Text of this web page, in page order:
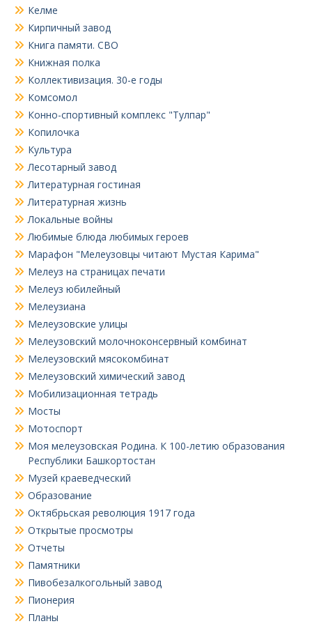
Келме
Кирпичный завод
Книга памяти. СВО
Книжная полка
Коллективизация. 30-е годы
Комсомол
Конно-спортивный комплекс "Тулпар"
Копилочка
Культура
Лесотарный завод
Литературная гостиная
Литературная жизнь
Локальные войны
Любимые блюда любимых героев
Марафон "Мелеузовцы читают Мустая Карима"
Мелеуз на страницах печати
Мелеуз юбилейный
Мелеузиана
Мелеузовские улицы
Мелеузовский молочноконсервный комбинат
Мелеузовский мясокомбинат
Мелеузовский химический завод
Мобилизационная тетрадь
Мосты
Мотоспорт
Моя мелеузовская Родина. К 100-летию образования
Республики Башкортостан
Музей краеведческий
Образование
Октябрьская революция 1917 года
Открытые просмотры
Отчеты
Памятники
Пивобезалкогольный завод
Пионерия
Планы